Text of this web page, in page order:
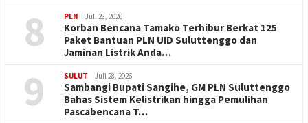
8 PLN Juli 28, 2026
Korban Bencana Tamako Terhibur Berkat 125
Paket Bantuan PLN UID Suluttenggo dan
Jaminan Listrik Anda…
9 SULUT Juli 28, 2026
Sambangi Bupati Sangihe, GM PLN Suluttenggo
Bahas Sistem Kelistrikan hingga Pemulihan
Pascabencana T…